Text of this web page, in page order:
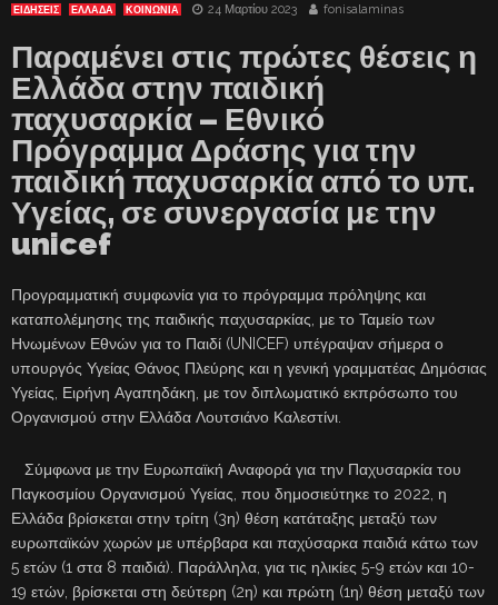
ΕΙΔΗΣΕΙΣ ΕΛΛΑΔΑ ΚΟΙΝΩΝΙΑ 24 Μαρτίου 2023 fonisalaminas
Παραμένει στις πρώτες θέσεις η
Ελλάδα στην παιδική
παχυσαρκία – Εθνικό
Πρόγραμμα Δράσης για την
παιδική παχυσαρκία από το υπ.
Υγείας, σε συνεργασία με την
unicef
Προγραμματική συμφωνία για το πρόγραμμα πρόληψης και
καταπολέμησης της παιδικής παχυσαρκίας, με το Ταμείο των
Ηνωμένων Εθνών για το Παιδί (UNICEF) υπέγραψαν σήμερα ο
υπουργός Υγείας Θάνος Πλεύρης και η γενική γραμματέας Δημόσιας
Υγείας, Ειρήνη Αγαπηδάκη, με τον διπλωματικό εκπρόσωπο του
Οργανισμού στην Ελλάδα Λουτσιάνο Καλεστίνι.
Σύμφωνα με την Ευρωπαϊκή Αναφορά για την Παχυσαρκία του
Παγκοσμίου Οργανισμού Υγείας, που δημοσιεύτηκε το 2022, η
Ελλάδα βρίσκεται στην τρίτη (3η) θέση κατάταξης μεταξύ των
ευρωπαϊκών χωρών με υπέρβαρα και παχύσαρκα παιδιά κάτω των
5 ετών (1 στα 8 παιδιά). Παράλληλα, για τις ηλικίες 5-9 ετών και 10-
19 ετών, βρίσκεται στη δεύτερη (2η) και πρώτη (1η) θέση μεταξύ των